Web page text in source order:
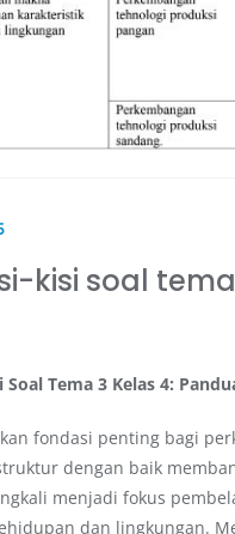
kisi soal
Tema 3 Kelas 4:
fondasi penting bagi
dengan baik
menjadi fokus
dan lingkungan.